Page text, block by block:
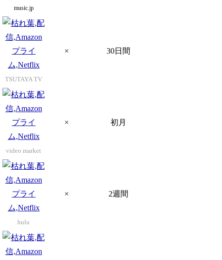
music.jp
TSUTAYA TV
× 30日間
video market
× 初月
hulu
× 2週間